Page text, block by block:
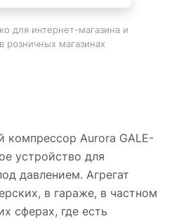
для интернет-магазина и
розничных магазинах
Aurora GALE-
устройство для
давлением. Агрегат
в гараже, в частном
сферах, где есть